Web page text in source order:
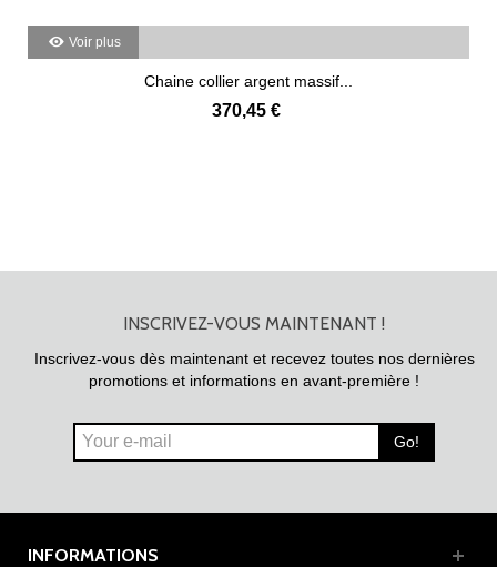
Voir plus
Chaine collier argent massif...
370,45 €
INSCRIVEZ-VOUS MAINTENANT !
Inscrivez-vous dès maintenant et recevez toutes nos dernières
promotions et informations en avant-première !
Go!
INFORMATIONS